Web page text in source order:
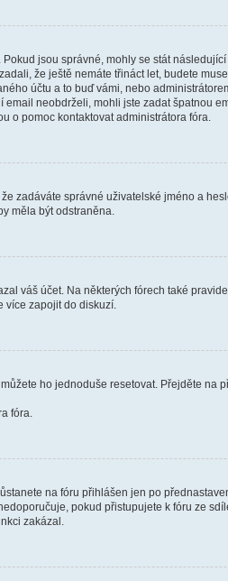
jsou správné, mohly se stát
že ještě nemáte třináct let, budete
účtu a to buď vámi, nebo
neobdrželi, mohli jste zadat špatnou
o pomoc kontaktovat administrátora fóra.
zadáváte správné uživatelské jméno a
měla být odstraněna.
váš účet. Na některých fórech také
více zapojit do diskuzí.
ho jednoduše resetovat. Přejděte na
fóra.
na fóru přihlášen jen po
nedoporučuje, pokud přistupujete k fóru ze
zakázal.